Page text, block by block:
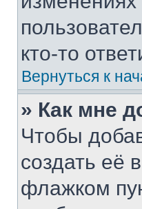
кто-то
Вернуться к
» Как мне
Чтобы
создать её
флажком